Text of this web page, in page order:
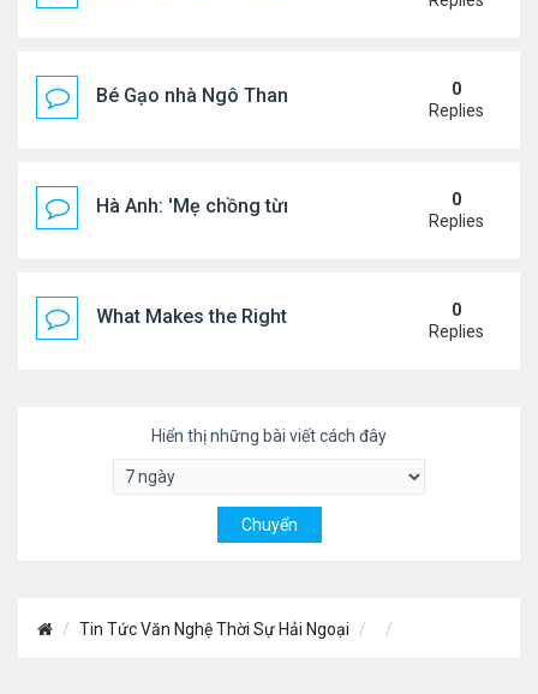
Bé Gạo nhà Ngô Thanh Vân dễ thương trong tiệc
0
Replies
Hà Anh: 'Mẹ chồng từng ngạc nhiên vì tôi luôn trả
0
Replies
What Makes the Right Retail POS Matter?0
Replies
Hiển thị những bài viết cách đây
Tin Tức Văn Nghệ Thời Sự Hải Ngoại